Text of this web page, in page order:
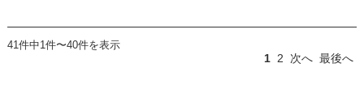
41件中1件〜40件を表示
1 2 次へ 最後へ